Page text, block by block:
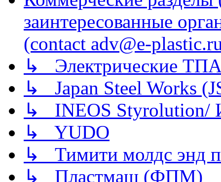
заинтересованные
(contact adv@e-
↳ Электрические
↳ Japan Steel Works
↳ INEOS
↳ YUDO
↳ Тимити молдс энд
↳ Пластмаш (ФПМ)